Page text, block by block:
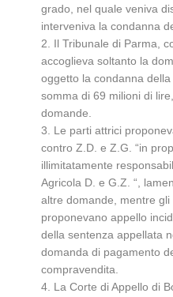
grado, nel quale veniva
interveniva la condanna
2. Il Tribunale di Parma,
accoglieva soltanto la
oggetto la condanna
somma di 69 milioni di
domande.
3. Le parti attrici
contro Z.D. e Z.G. “in
illimitatamente
Agricola D. e G.Z. “,
altre domande, mentre gli
proponevano appello
della sentenza appellata
domanda di pagamento
compravendita.
4. La Corte di Appello di